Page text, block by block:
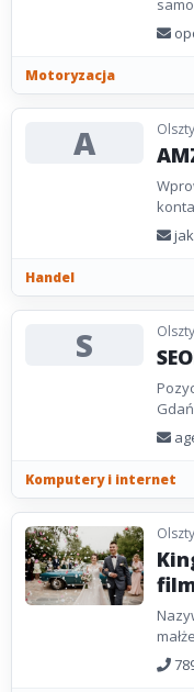
jest,
jaką...
Motoryzacja
A
Handel
S
Ads,
Komputery i internet